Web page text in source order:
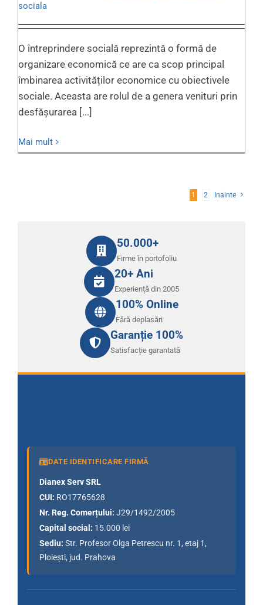
sociala
O întreprindere socială reprezintă o formă de
organizare economică ce are ca scop principal
îmbinarea activităților economice cu obiectivele
sociale. Aceasta are rolul de a genera venituri prin
desfășurarea [...]
Mai mult
1 2 Inainte
50.000+
Firme în portofoliu
20+ Ani
Experiență din 2005
100% Online
Fără deplasări
Garanție 100%
Satisfacție garantată
DATE IDENTIFICARE FIRMĂ
Dianex Serv SRL
CUI: RO17765628
Nr. Reg. Comerțului: J29/1492/2005
Capital social: 15.000 lei
Sediu: Str. Profesor Olga Petrescu nr. 1, etaj 1,
Ploiești, jud. Prahova